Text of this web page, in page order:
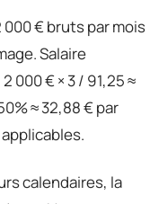
000 € bruts par mois
Salaire
000 € × 3 / 91,25 ≈
≈ 32,88 € par
calendaires, la